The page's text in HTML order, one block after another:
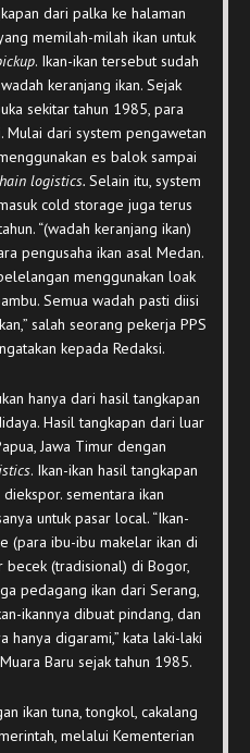
dari palka ke halaman
memilah-milah ikan untuk
. Ikan-ikan tersebut sudah
keranjang ikan. Sejak
sekitar tahun 1985, para
Mulai dari system pengawetan
es balok sampai
logistics. Selain itu, system
cold storage juga terus
“(wadah keranjang ikan)
pengusaha ikan asal Medan.
menggunakan loak
Semua wadah pasti diisi
salah seorang pekerja PPS
kepada Redaksi.
hanya dari hasil tangkapan
Hasil tangkapan dari luar
Jawa Timur dengan
. Ikan-ikan hasil tangkapan
sementara ikan
untuk pasar local. “Ikan-
(para ibu-ibu makelar ikan di
becek (tradisional) di Bogor,
pedagang ikan dari Serang,
ikannya dibuat pindang, dan
hanya digarami,” kata laki-laki
Baru sejak tahun 1985.
ikan tuna, tongkol, cakalang
melalui Kementerian